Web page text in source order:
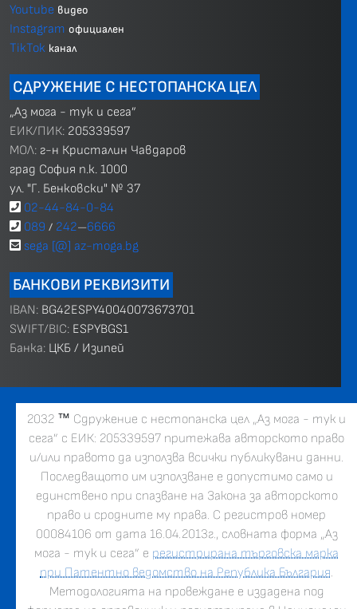
Youtube видео
Instagram официален
TikTok канал
СДРУЖЕНИЕ С НЕСТОПАНСКА ЦЕЛ
„Аз мога - тук и сега”
ЕИК/ПИК: 205339597
МОЛ: г-н Кристалин Чавдаров
град София п.к. 1000
ул. "Г. Бенковски" № 37
02-44-84-0-84
089 / 242—6666
sega [@] az-moga.bg
БАНКОВИ РЕКВИЗИТИ
IBAN: BG42ESPY40040073673701
SWIFT/BIC: ESPYBGS1
Банка: ЦКБ / Изипей
2032 ™ Сдружение с нестопанска цел „Аз мога - тук и
сега” с ЕИК: 205339597 притежава авторското право
и/или правото да използва всички публикувани данни.
Последващото им използване е допустимо само и
единствено при спазване на Закона за авторското
право и сродните му права. С регистров номер
00084106 от дата 16.04.2013г., словната форма „Аз
мога - тук и сега” е регистрирана търговска марка
при Патентно ведомство на Република България.
Методологията на провеждане е издадена под